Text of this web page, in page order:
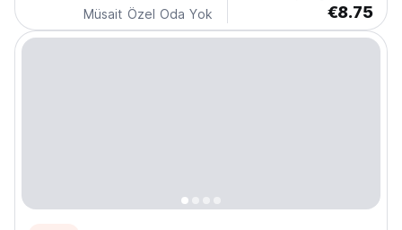
Müsait Özel Oda Yok
€8.75